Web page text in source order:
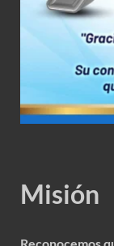
Misión